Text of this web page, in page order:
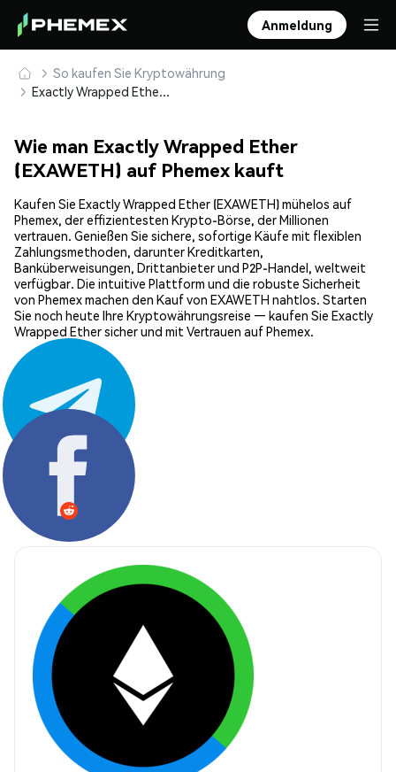
Anmeldung
So kaufen Sie Kryptowährung
Exactly Wrapped Ether (EXAWETH) sicher kaufen und speichern
Wie man Exactly Wrapped Ether
(EXAWETH) auf Phemex kauft
Kaufen Sie Exactly Wrapped Ether (EXAWETH) mühelos auf
Phemex, der effizientesten Krypto-Börse, der Millionen
vertrauen. Genießen Sie sichere, sofortige Käufe mit flexiblen
Zahlungsmethoden, darunter Kreditkarten,
Banküberweisungen, Drittanbieter und P2P-Handel, weltweit
verfügbar. Die intuitive Plattform und die robuste Sicherheit
von Phemex machen den Kauf von EXAWETH nahtlos. Starten
Sie noch heute Ihre Kryptowährungsreise — kaufen Sie Exactly
Wrapped Ether sicher und mit Vertrauen auf Phemex.
Teilen: